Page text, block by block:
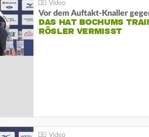
DAS HAT BOCHUMS
RÖSLER VERMISST